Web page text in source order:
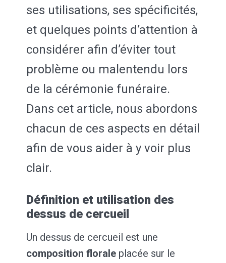
ses utilisations, ses spécificités,
et quelques points d’attention à
considérer afin d’éviter tout
problème ou malentendu lors
de la cérémonie funéraire.
Dans cet article, nous abordons
chacun de ces aspects en détail
afin de vous aider à y voir plus
clair.
Définition et utilisation des
dessus de cercueil
Un dessus de cercueil est une
composition florale placée sur le